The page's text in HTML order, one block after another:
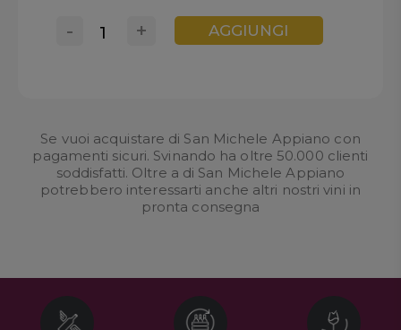
+
- AGGIUNGI
Se vuoi acquistare di San Michele Appiano con
pagamenti sicuri. Svinando ha oltre 50.000 clienti
soddisfatti. Oltre a di San Michele Appiano
potrebbero interessarti anche altri nostrivini in
pronta consegna